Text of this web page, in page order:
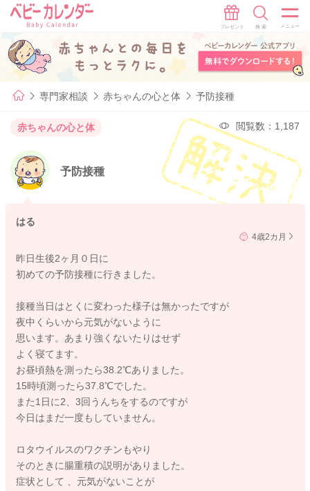
専門家相談 赤ちゃんの心と体 予防接種
赤ちゃんの心と体 閲覧数：1,187
予防接種
はる
4歳2カ月
昨日生後2ヶ月０日に
初めての予防接種に行きました。
接種当日はとくに変わった様子は無かったですが
夜中くらいから元気がないように
思います。あまり強くないたりはせず
よく寝てます。
お昼頃熱を測ったら38.2℃ありました。
15時頃測ったら37.8℃でした。
また1日に2、3回うんちをするのですが
今日はまだ一度もしていません。
ロタウイルスのワクチンもやり
そのときに腸重積の説明がありました。
症状として 、元気がないことが